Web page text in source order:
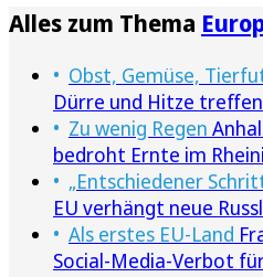
Alles zum Thema
Obst, Gemüse,
Dürre und Hitze
Zu wenig Regen
bedroht Ernte im
„Entschiedener
EU verhängt neue
Als erstes EU-Land
Social-Media-Verbot